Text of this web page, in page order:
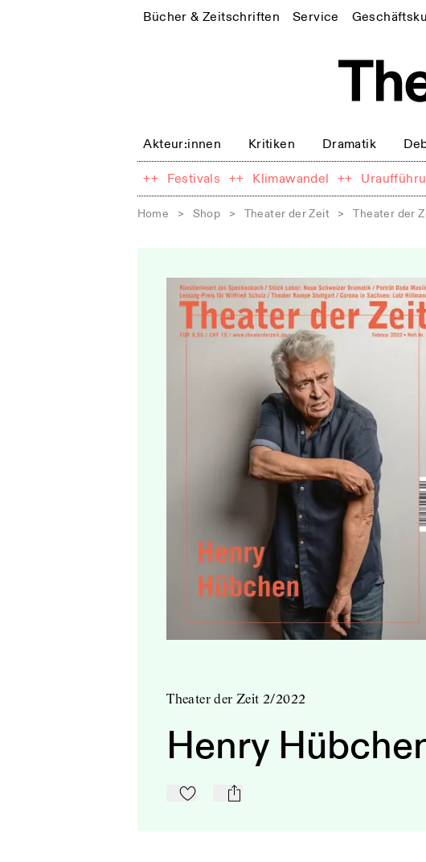
Bücher & Zeitschriften Service
Akteur:innen Kritiken Dramatik
++ Festivals ++ Klimawandel ++
Home > Shop > Theater der Zeit > Theater der
Theater der Zeit 2/2022
Henry
Zu Mein-TdZ hinzufügen
mail